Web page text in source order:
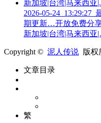
2026-05-
期更新…开放免费分
新加坡|台湾|马来西
Copyright © 泥人传说 版权
文章目录
繁